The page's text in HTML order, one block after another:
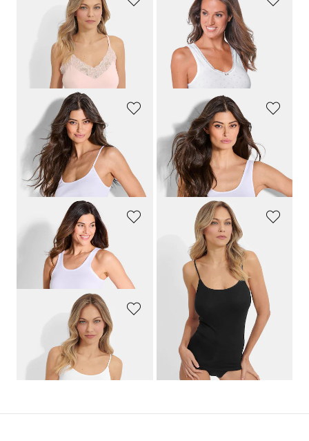
Trägerhemd mit Spitze im 2er-Pack
79,95 €
30-Tage-Bestpreis**: 55,97 €
SPEIDEL
Achselhemd im 2er-Pack
34,95 €
GÖTTING
27,97 €39,95 €
30-Tage-Bestpreis**: 31,95 € (-12%)
GÖTTING
39,95 €
35,96 €44,95 €
31,95 €39,95 €
39,95 €